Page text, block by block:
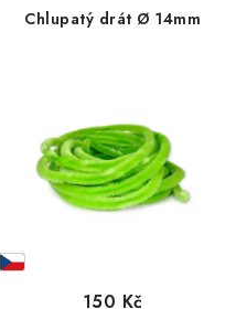
Chlupatý drát Ø 14mm
150 Kč